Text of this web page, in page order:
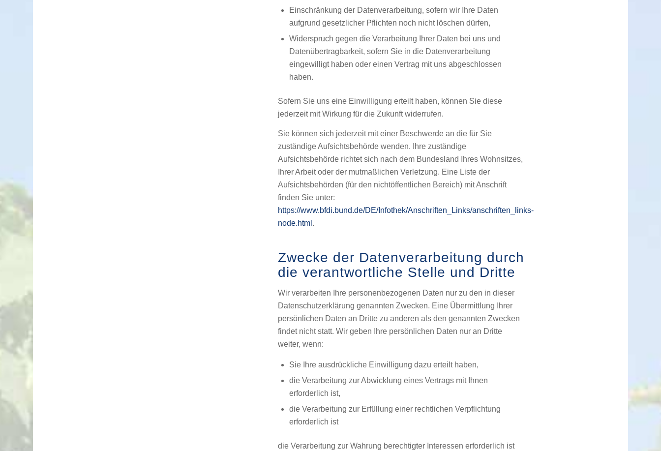
Einschränkung der Datenverarbeitung, sofern wir Ihre Daten
aufgrund gesetzlicher Pflichten noch nicht löschen dürfen,
Widerspruch gegen die Verarbeitung Ihrer Daten bei uns und
Datenübertragbarkeit, sofern Sie in die Datenverarbeitung
eingewilligt haben oder einen Vertrag mit uns abgeschlossen
haben.
Sofern Sie uns eine Einwilligung erteilt haben, können Sie diese
jederzeit mit Wirkung für die Zukunft widerrufen.
Sie können sich jederzeit mit einer Beschwerde an die für Sie
zuständige Aufsichtsbehörde wenden. Ihre zuständige
Aufsichtsbehörde richtet sich nach dem Bundesland Ihres Wohnsitzes,
Ihrer Arbeit oder der mutmaßlichen Verletzung. Eine Liste der
Aufsichtsbehörden (für den nichtöffentlichen Bereich) mit Anschrift
finden Sie unter:
https://www.bfdi.bund.de/DE/Infothek/Anschriften_Links/anschriften_links-
node.html .
Zwecke der Datenverarbeitung durch
die verantwortliche Stelle und Dritte
Wir verarbeiten Ihre personenbezogenen Daten nur zu den in dieser
Datenschutzerklärung genannten Zwecken. Eine Übermittlung Ihrer
persönlichen Daten an Dritte zu anderen als den genannten Zwecken
findet nicht statt. Wir geben Ihre persönlichen Daten nur an Dritte
weiter, wenn:
Sie Ihre ausdrückliche Einwilligung dazu erteilt haben,
die Verarbeitung zur Abwicklung eines Vertrags mit Ihnen
erforderlich ist,
die Verarbeitung zur Erfüllung einer rechtlichen Verpflichtung
erforderlich ist
die Verarbeitung zur Wahrung berechtigter Interessen erforderlich ist